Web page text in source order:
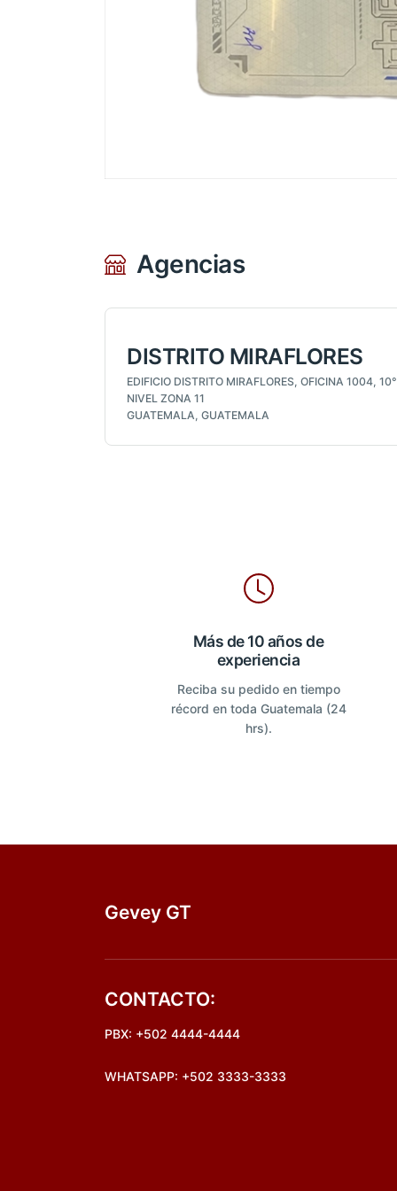
Agencias
DISTRITO MIRAFLORES
EDIFICIO DISTRITO MIRAFLORES, OFICINA 1004, 10°
NIVEL ZONA 11
GUATEMALA, GUATEMALA
Más de 10 años de
experiencia
Reciba su pedido en tiempo
récord en toda Guatemala (24
hrs).
Gevey GT
CONTACTO:
PBX: +502 4444-4444
WHATSAPP: +502 3333-3333